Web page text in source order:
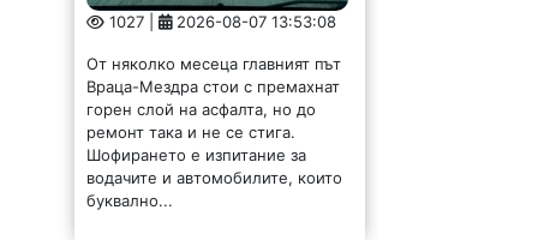
1027 | 2026-08-07 13:53:08
От няколко месеца главният път
Враца-Мездра стои с премахнат
горен слой на асфалта, но до
ремонт така и не се стига.
Шофирането е изпитание за
водачите и автомобилите, които
буквално...